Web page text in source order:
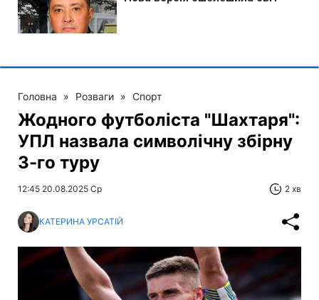
Головна » Розваги » Спорт
Жодного футболіста "Шахтаря":
УПЛ назвала символічну збірну
3-го туру
12:45 20.08.2025 Ср 2 хв
КАТЕРИНА УРСАТІЙ